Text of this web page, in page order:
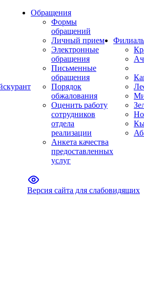
Обращения
Формы
обращений
Личный прием
Электронные
обращения
Письменные
обращения
Порядок
обжалования
Оценить работу
сотрудников
отдела
реализации
Анкета качества
предоставленных
услуг
Версия сайта для слабовидящих